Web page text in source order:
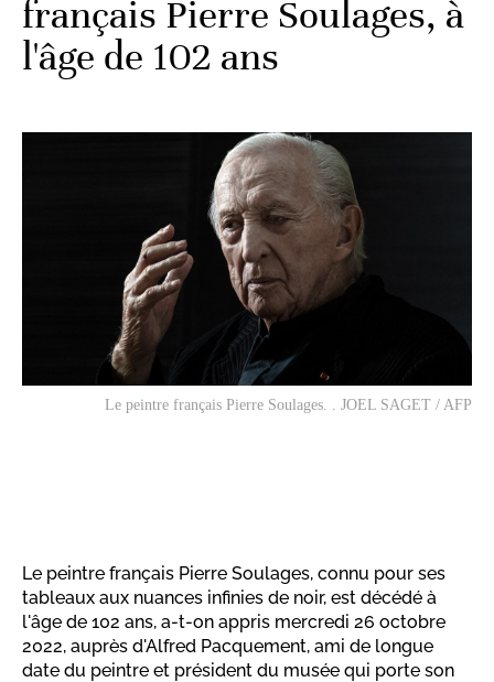
français Pierre Soulages, à
l'âge de 102 ans
Le peintre français Pierre Soulages. . JOEL SAGET / AFP
Le peintre français Pierre Soulages, connu pour ses
tableaux aux nuances infinies de noir, est décédé à
l'âge de 102 ans, a-t-on appris mercredi 26 octobre
2022, auprès d'Alfred Pacquement, ami de longue
date du peintre et président du musée qui porte son